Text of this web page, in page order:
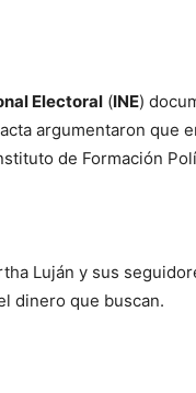
Electoral (INE)
argumentaron que
de Formación
Luján y sus
dinero que buscan.